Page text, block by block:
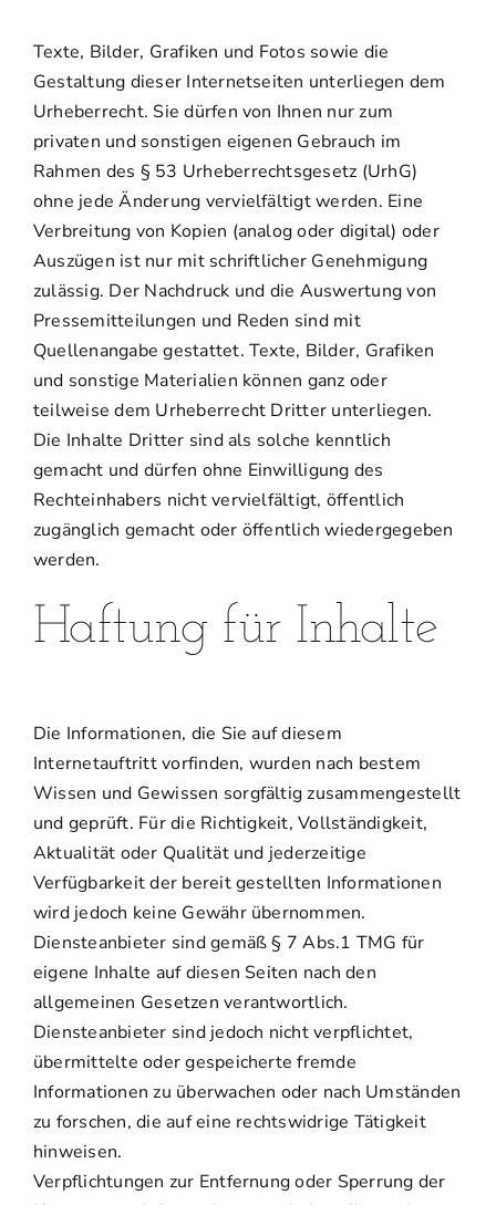
Texte, Bilder, Grafiken und Fotos sowie die
Gestaltung dieser Internetseiten unterliegen dem
Urheberrecht. Sie dürfen von Ihnen nur zum
privaten und sonstigen eigenen Gebrauch im
Rahmen des § 53 Urheberrechtsgesetz (UrhG)
ohne jede Änderung vervielfältigt werden. Eine
Verbreitung von Kopien (analog oder digital) oder
Auszügen ist nur mit schriftlicher Genehmigung
zulässig. Der Nachdruck und die Auswertung von
Pressemitteilungen und Reden sind mit
Quellenangabe gestattet. Texte, Bilder, Grafiken
und sonstige Materialien können ganz oder
teilweise dem Urheberrecht Dritter unterliegen.
Die Inhalte Dritter sind als solche kenntlich
gemacht und dürfen ohne Einwilligung des
Rechteinhabers nicht vervielfältigt, öffentlich
zugänglich gemacht oder öffentlich wiedergegeben
werden.
Haftung für Inhalte
Die Informationen, die Sie auf diesem
Internetauftritt vorfinden, wurden nach bestem
Wissen und Gewissen sorgfältig zusammengestellt
und geprüft. Für die Richtigkeit, Vollständigkeit,
Aktualität oder Qualität und jederzeitige
Verfügbarkeit der bereit gestellten Informationen
wird jedoch keine Gewähr übernommen.
Diensteanbieter sind gemäß § 7 Abs.1 TMG für
eigene Inhalte auf diesen Seiten nach den
allgemeinen Gesetzen verantwortlich.
Diensteanbieter sind jedoch nicht verpflichtet,
übermittelte oder gespeicherte fremde
Informationen zu überwachen oder nach Umständen
zu forschen, die auf eine rechtswidrige Tätigkeit
hinweisen.
Verpflichtungen zur Entfernung oder Sperrung der